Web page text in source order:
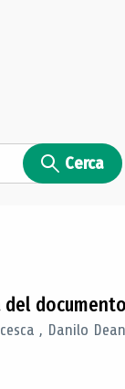
Cerca
del documento
, Danilo